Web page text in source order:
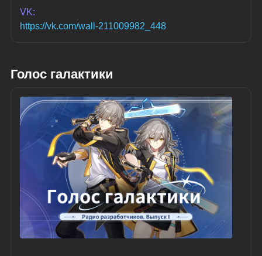
VK:
https://vk.com/wall-211009982_448
Голос галактики